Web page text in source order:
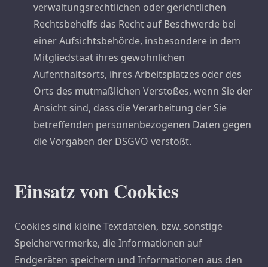
verwaltungsrechtlichen oder gerichtlichen
Rechtsbehelfs das Recht auf Beschwerde bei
einer Aufsichtsbehörde, insbesondere in dem
Mitgliedstaat ihres gewöhnlichen
Aufenthaltsorts, ihres Arbeitsplatzes oder des
Orts des mutmaßlichen Verstoßes, wenn Sie der
Ansicht sind, dass die Verarbeitung der Sie
betreffenden personenbezogenen Daten gegen
die Vorgaben der DSGVO verstößt.
Einsatz von Cookies
Cookies sind kleine Textdateien, bzw. sonstige
Speichervermerke, die Informationen auf
Endgeräten speichern und Informationen aus den